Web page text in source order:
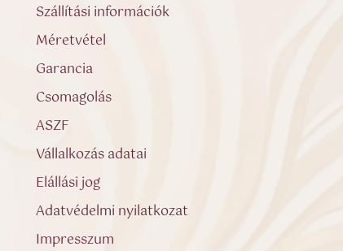
Szállítási információk
Méretvétel
Garancia
Csomagolás
ASZF
Vállalkozás adatai
Elállási jog
Adatvédelmi nyilatkozat
Impresszum